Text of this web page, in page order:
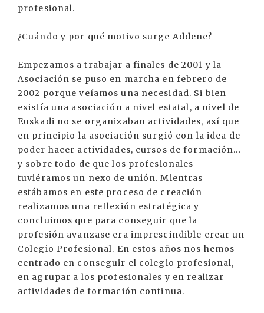
profesional.
¿Cuándo y por qué motivo surge Addene?
Empezamos a trabajar a finales de 2001 y la
Asociación se puso en marcha en febrero de
2002 porque veíamos una necesidad. Si bien
existía una asociación a nivel estatal, a nivel de
Euskadi no se organizaban actividades, así que
en principio la asociación surgió con la idea de
poder hacer actividades, cursos de formación...
y sobre todo de que los profesionales
tuviéramos un nexo de unión. Mientras
estábamos en este proceso de creación
realizamos una reflexión estratégica y
concluimos que para conseguir que la
profesión avanzase era imprescindible crear un
Colegio Profesional. En estos años nos hemos
centrado en conseguir el colegio profesional,
en agrupar a los profesionales y en realizar
actividades de formación continua.